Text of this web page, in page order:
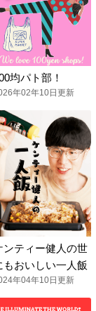
均パト部！
年02年10日更新
ンティー健人の世
もおいしい一人飯
年04年10日更新